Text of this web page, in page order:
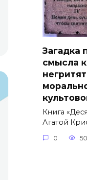
Загадка
смысла
Книга
Агатой
0